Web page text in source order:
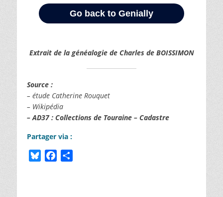
Extrait de la généalogie de Charles de BOISSIMON
Source :
– étude Catherine Rouquet
– Wikipédia
– AD37 : Collections de Touraine – Cadastre
Partager via :